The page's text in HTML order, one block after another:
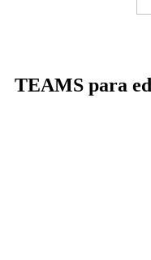
TEAMS para